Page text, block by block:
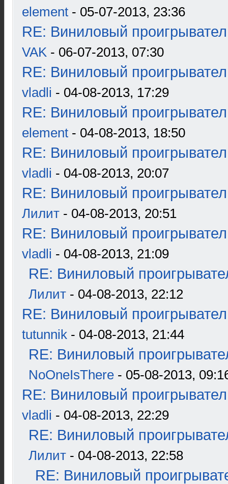
element - 05-07-2013, 23:36
RE: Виниловый
VAK - 06-07-2013, 07:30
RE: Виниловый
vladli - 04-08-2013, 17:29
RE: Виниловый
element - 04-08-2013, 18:50
RE: Виниловый
vladli - 04-08-2013, 20:07
RE: Виниловый
Лилит - 04-08-2013, 20:51
RE: Виниловый
vladli - 04-08-2013, 21:09
RE: Виниловый
Лилит - 04-08-2013, 22:12
RE: Виниловый
tutunnik - 04-08-2013, 21:44
RE: Виниловый
NoOneIsThere - 05-08-2013,
RE: Виниловый
vladli - 04-08-2013, 22:29
RE: Виниловый
Лилит - 04-08-2013, 22:58
RE: Виниловый